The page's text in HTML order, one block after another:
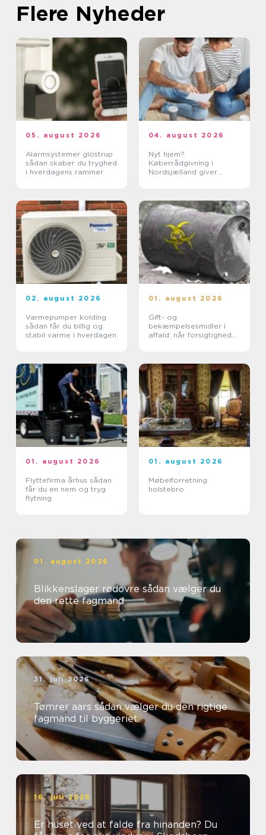
Flere Nyheder
05. august 2026
Alarmsystemer glostrup
sådan skaber du tryghed
i hverdagens rammer
04. august 2026
Nyt hjem?
Køberrådgivning i
Nordsjælland giver
02. august 2026
Varmepumper kolding
sådan får du billig og
stabil varme i hverdagen
01. august 2026
Gift- og
bekæmpelsesmidler i
affald: når forsigtighed
01. august 2026
Flyttefirma århus sådan
får du en nem og tryg
flytning
01. august 2026
Møbelforretning
holstebro
01. august 2026
Blikkenslager rødovre sådan vælger du
den rette fagmand
31. juli 2026
Tømrer aars sådan vælger du den rigtige
fagmand til byggeriet
16. juli 2026
Er huset ved at falde fra hinanden? Du